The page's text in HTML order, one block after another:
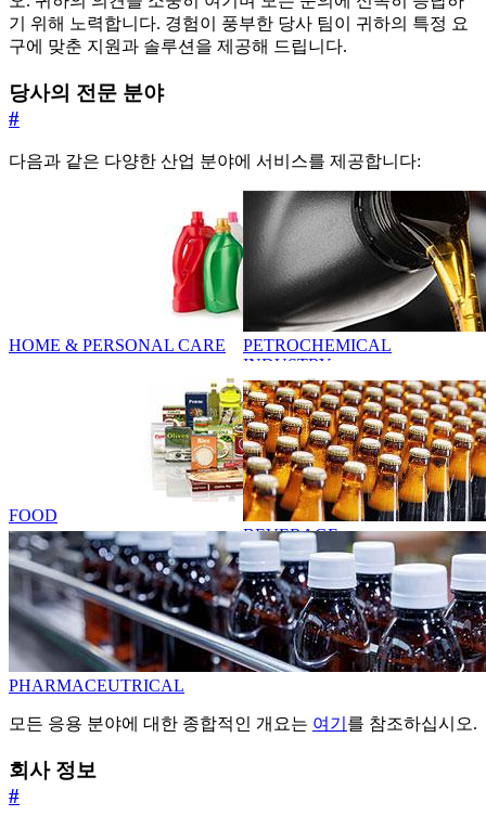
기 위해 노력합니다. 경험이 풍부한 당사 팀이 귀하의 특정 요
구에 맞춘 지원과 솔루션을 제공해 드립니다.
당사의 전문 분야
#
다음과 같은 다양한 산업 분야에 서비스를 제공합니다:
HOME & PERSONAL CARE
PETROCHEMICAL
INDUSTRY
FOOD
BEVERAGE
PHARMACEUTRICAL
모든 응용 분야에 대한 종합적인 개요는 여기 를 참조하십시오.
회사 정보
#